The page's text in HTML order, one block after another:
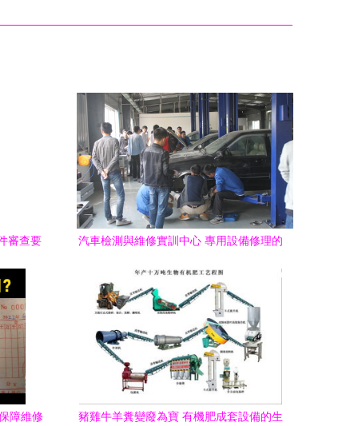
審查要
汽車檢測與維修實訓中心 專用設備修理的
障維修
豬雞牛羊糞變廢為寶 有機肥成套設備的生